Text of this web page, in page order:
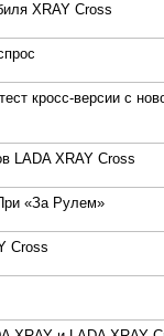
XRAY Cross
кросс-версии с
LADA XRAY Cross
«За Рулем»
Cross